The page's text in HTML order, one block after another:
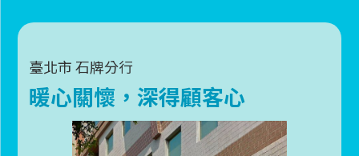
臺北市 石牌分行
暖心關懷，深得顧客心